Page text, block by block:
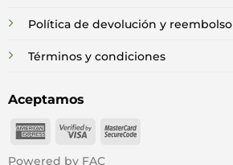
Política de devolución y reembolso
Términos y condiciones
Aceptamos
American
Visa
MasterCard
Powered by FAC